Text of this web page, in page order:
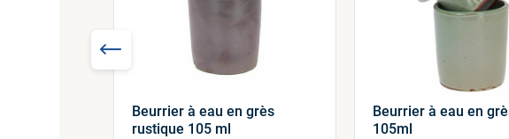
Beurrier à eau en grès
rustique 105 ml
Beurrier à eau en
105ml